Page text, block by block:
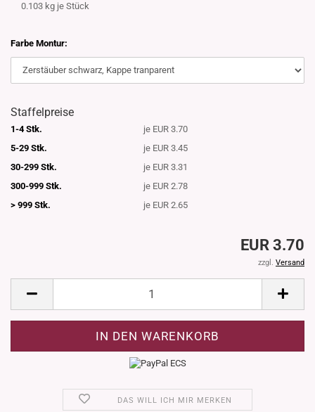
0.103 kg je Stück
Farbe Montur:
Staffelpreise
1-4 Stk.
je EUR 3.70
5-29 Stk.
je EUR 3.45
30-299 Stk.
je EUR 3.31
300-999 Stk.
je EUR 2.78
> 999 Stk.
je EUR 2.65
EUR 3.70
zzgl. Versand
DAS WILL ICH MIR MERKEN